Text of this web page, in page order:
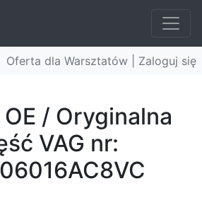
Oferta dla Warsztatów | Zaloguj się
/ Oryginalna
VAG nr: